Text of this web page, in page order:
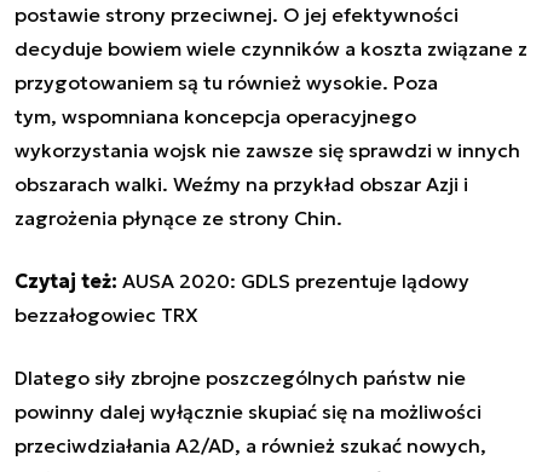
postawie strony przeciwnej. O jej efektywności
decyduje bowiem wiele czynników a koszta związane z
przygotowaniem są tu również wysokie. Poza
tym, wspomniana koncepcja operacyjnego
wykorzystania wojsk nie zawsze się sprawdzi w innych
obszarach walki. Weźmy na przykład obszar Azji i
zagrożenia płynące ze strony Chin.
Czytaj też: AUSA 2020: GDLS prezentuje lądowy
bezzałogowiec TRX
Dlatego siły zbrojne poszczególnych państw nie
powinny dalej wyłącznie skupiać się na możliwości
przeciwdziałania A2/AD, a również szukać nowych,